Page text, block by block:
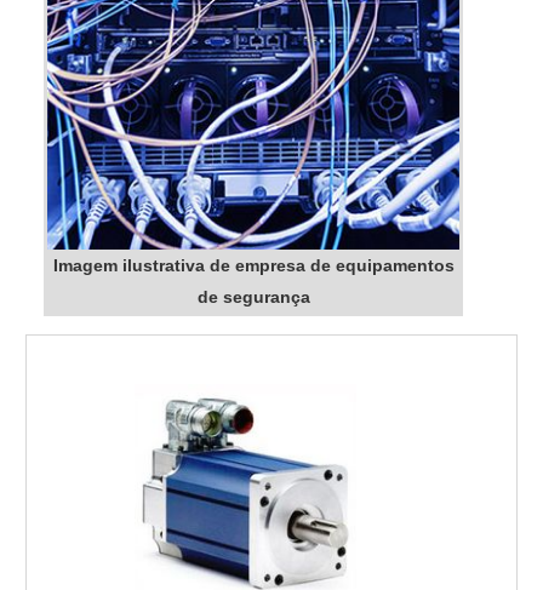
Imagem ilustrativa de empresa de equipamentos
de segurança